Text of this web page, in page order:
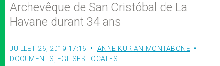
Archevêque de San Cristóbal de La
Havane durant 34 ans
JUILLET 26, 2019 17:16
ANNE KURIAN-MONTABONE
DOCUMENTS
EGLISES LOCALES